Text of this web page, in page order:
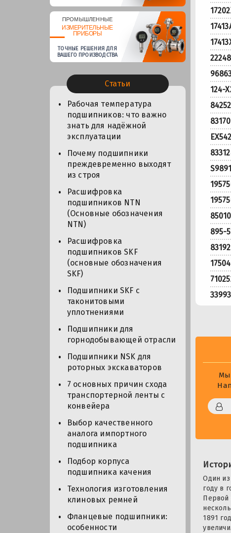
ПРОМЫШЛЕННЫЕ
ИЗМЕРИТЕЛЬНЫЕ
ПРИБОРЫ
ТОЧНЫЕ РЕШЕНИЯ ДЛЯ
ВАШЕГО ПРОИЗВОДСТВА
Статьи
Рабочая температура
подшипников: что важно
знать для надёжной
эксплуатации
Почему подшипники
преждевременно выходят
из строя
Расшифровка
подшипников NTN
(Основные обозначения
NTN)
Расшифровка
подшипников SKF
(основные обозначения
SKF)
Подшипники SKF с
таконитовыми
уплотнениями
Подшипники для
горнодобывающей отрасли
Подшипники NSK для
роторных экскаваторов
7 основных причин схода
транспортерной ленты с
конвейера
Выбор качественного
аналога импортного
подшипника
Подбор корпуса
подшипника качения
Технология изготовления
клиновых ремней
Фланцевые подшипники:
особенности
124-
S9891
895-
Мы
Один из
году в
Первой
1891